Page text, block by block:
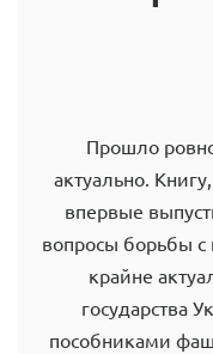
Прошло
актуально.
впервые
вопросы борьбы
крайне
государства
пособниками